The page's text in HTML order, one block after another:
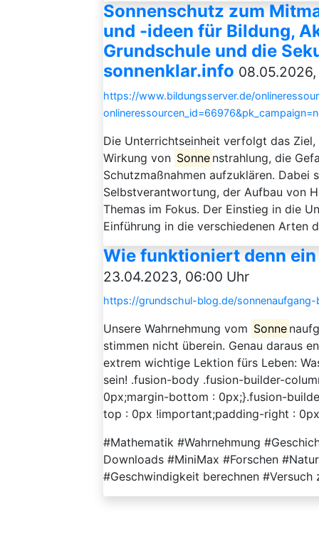
Sonnenschutz zum
und -ideen für Bildung,
Grundschule und die
sonnenklar.info
https://www.bildungsserver.de/
Die Unterrichtseinheit verfolgt das
Wirkung von Sonne nstrahlung, die
Schutzmaßnahmen aufzuklären. Dabei
Selbstverantwortung, der Aufbau von
Themas im Fokus. Der Einstieg in die
Einführung in die verschiedenen Arten
Wie funktioniert denn
23.04.2023, 06:00 Uhr
https://grundschul-blog.de/
Unsere Wahrnehmung vom Sonne
stimmen nicht überein. Genau daraus
extrem wichtige Lektion fürs Leben:
sein! .fusion-body .fusion-builder-
0px;margin-bottom : 0px;}.fusion-
top : 0px !important;padding-right :
#Mathematik #Wahrnehmung
Downloads #MiniMax #Forschen
#Geschwindigkeit berechnen